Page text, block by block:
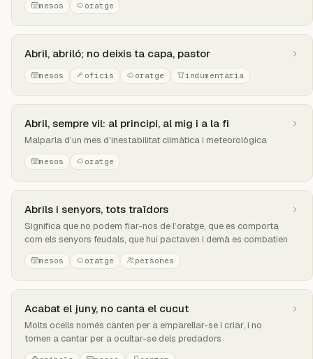
mesos oratge
Abril, abriló; no deixis ta capa, pastor
mesos oficis oratge indumentària
Abril, sempre vil: al principi, al mig i a la fi
Malparla d’un mes d’inestabilitat climàtica i meteorològica
mesos oratge
Abrils i senyors, tots traïdors
Significa que no podem fiar-nos de l’oratge, que es comporta
com els senyors feudals, que hui pactaven i demà es combatien
mesos oratge persones
Acabat el juny, no canta el cucut
Molts ocells només canten per a emparellar-se i criar, i no
tornen a cantar per a ocultar-se dels predadors